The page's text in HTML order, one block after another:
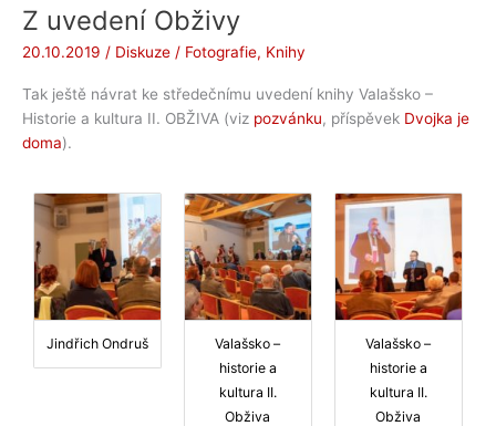
Z uvedení Obživy
20.10.2019 / Diskuze / Fotografie, Knihy
Tak ještě návrat ke středečnímu uvedení knihy Valašsko –
Historie a kultura II. OBŽIVA (viz pozvánku, příspěvek Dvojka je
doma).
Jindřich Ondruš
Valašsko –
historie a
kultura II.
Obživa
Valašsko –
historie a
kultura II.
Obživa